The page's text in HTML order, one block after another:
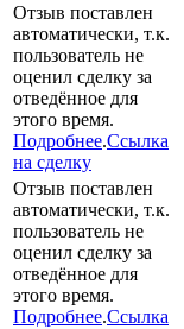
Отзыв поставлен
автоматически, т.к.
пользователь не
оценил сделку за
отведённое для
этого время.
Подробнее.Ссылка
на сделку
Отзыв поставлен
автоматически, т.к.
пользователь не
оценил сделку за
отведённое для
этого время.
Подробнее.Ссылка